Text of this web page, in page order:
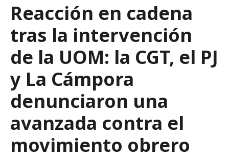
Reacción en cadena
tras la intervención
de la UOM: la CGT, el PJ
y La Cámpora
denunciaron una
avanzada contra el
movimiento obrero